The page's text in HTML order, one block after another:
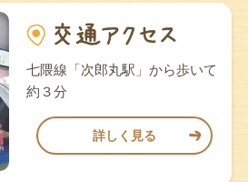
七隈線「次郎丸駅」から歩いて
約３分
詳しく見る